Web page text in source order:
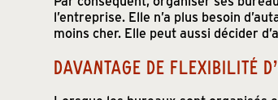
l’entreprise. Elle n’a plus besoin
moins cher. Elle peut aussi décider
DAVANTAGE DE FLEXIBILITÉ